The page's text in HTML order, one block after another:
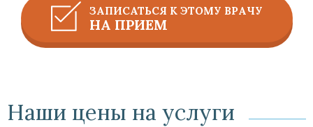
ЗАПИСАТЬСЯ К ЭТОМУ ВРАЧУ
НА ПРИЕМ
Наши цены на услуги